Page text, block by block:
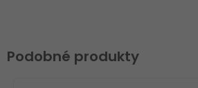
Podobné produkty